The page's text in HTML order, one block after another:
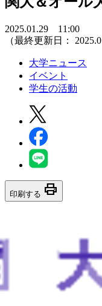
2025.01.29 11:00
（最終更新日：
大学ニュース
イベント
学生の活動
印刷する print